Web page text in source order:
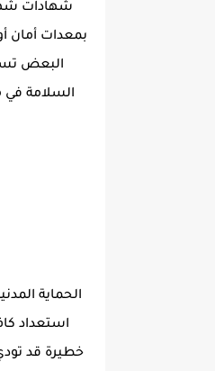
شهادات
بمعدات أمان
البعض
السلامة في
الحماية
استعداد
خطيرة قد